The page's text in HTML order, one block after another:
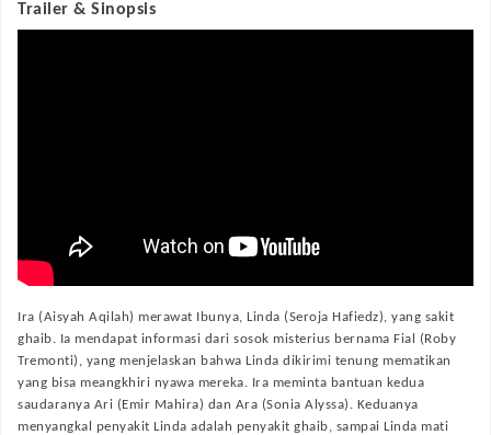
Trailer & Sinopsis
Ira (Aisyah Aqilah) merawat Ibunya, Linda (Seroja Hafiedz), yang sakit
ghaib. Ia mendapat informasi dari sosok misterius bernama Fial (Roby
Tremonti), yang menjelaskan bahwa Linda dikirimi tenung mematikan
yang bisa meangkhiri nyawa mereka. Ira meminta bantuan kedua
saudaranya Ari (Emir Mahira) dan Ara (Sonia Alyssa). Keduanya
menyangkal penyakit Linda adalah penyakit ghaib, sampai Linda mati